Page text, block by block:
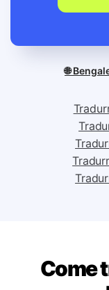
🌐